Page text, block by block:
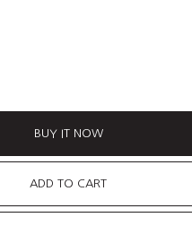
BUY IT NOW
ADD TO CART